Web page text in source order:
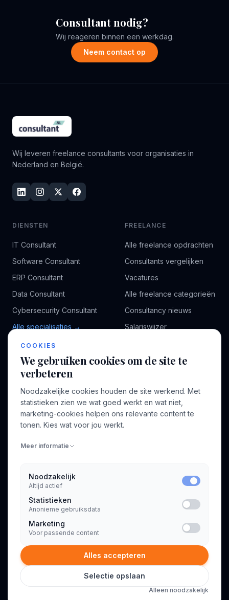
Consultant nodig?
Wij reageren binnen een werkdag.
Neem contact op
Wij leveren freelance consultants voor organisaties in
Nederland en België.
DIENSTEN
IT Consultant
Software Consultant
ERP Consultant
Data Consultant
Cybersecurity Consultant
Alle specialisaties →
FREELANCE
Alle freelance opdrachten
Consultants vergelijken
Vacatures
Alle freelance categorieën
Consultancy nieuws
Salariswijzer
BEDRIJF
Over ons
Voor opdrachtgevers
Profiel aanmaken
INFORMATIE
Algemene voorwaarden
Privacyverklaring
© 2026 Consultant.nl. Alle rechten voorbehouden.
COOKIES
We gebruiken cookies om de site te
verbeteren
Noodzakelijke cookies houden de site werkend. Met
statistieken zien we wat goed werkt en wat niet,
marketing-cookies helpen ons relevante content te
tonen. Kies wat voor jou werkt.
Meer informatie
Noodzakelijk
Altijd actief
Statistieken
Anonieme gebruiksdata
Marketing
Voor passende content
Alles accepteren
Selectie opslaan
Alleen noodzakelijk